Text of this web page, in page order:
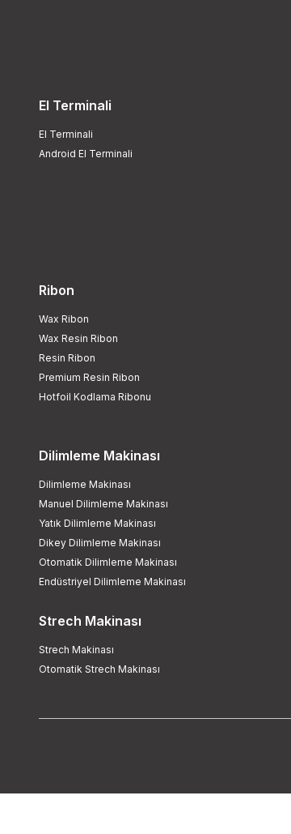
El Terminali
El Terminali
Android El Terminali
Ribon
Wax Ribon
Wax Resin Ribon
Resin Ribon
Premium Resin Ribon
Hotfoil Kodlama Ribonu
Dilimleme Makinası
Dilimleme Makinası
Manuel Dilimleme Makinası
Yatık Dilimleme Makinası
Dikey Dilimleme Makinası
Otomatik Dilimleme Makinası
Endüstriyel Dilimleme Makinası
Strech Makinası
Strech Makinası
Otomatik Strech Makinası